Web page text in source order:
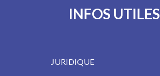
INFOS UTILES
JURIDIQUE